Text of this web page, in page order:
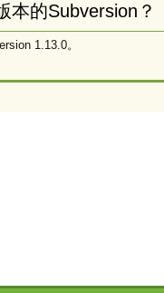
本的Subversion？
1.13.0。